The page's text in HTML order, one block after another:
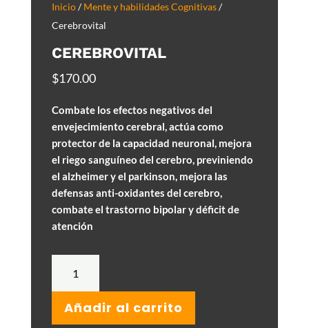
Inicio/ Mente y habilidades Cognitivas/
Cerebrovital
CEREBROVITAL
$170.00
Combate los efectos negativos del
envejecimiento cerebral, actúa como
protector de la capacidad neuronal, mejora
el riego sanguíneo del cerebro, previniendo
el alzheimer y el parkinson, mejora las
defensas anti-oxidantes del cerebro,
combate el trastorno bipolar y déficit de
atención
Añadir al carrito